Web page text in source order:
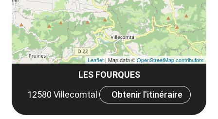
LES FOURQUES
12580 Villecomtal
Obtenir l'itinéraire
Leaflet | Map data ©OpenStreetMap contributors